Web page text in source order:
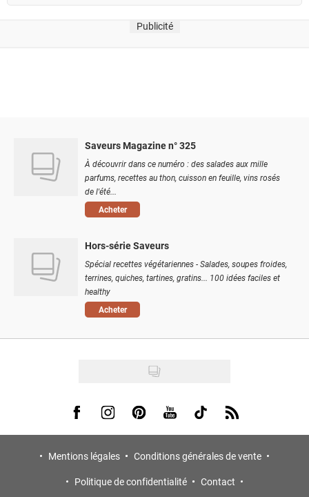
Publicité
Saveurs Magazine n° 325
À découvrir dans ce numéro : des salades aux mille
parfums, recettes au thon, cuisson en feuille, vins rosés
de l'été...
Acheter
Hors-série Saveurs
Spécial recettes végétariennes - Salades, soupes froides,
terrines, quiches, tartines, gratins... 100 idées faciles et
healthy
Acheter
Visit us on Facebook
Visit us on Instagram
Visit us on Pinterest
Visit us on Youtube
Visit us on Tiktok
Visit us on Rss
Mentions légales
Conditions générales de vente
Politique de confidentialité
Contact